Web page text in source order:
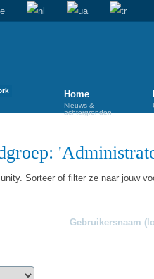
Home
Nieuws &
achtergronden
'
Sorteer of filter ze naar jouw
Gebruikersnaam